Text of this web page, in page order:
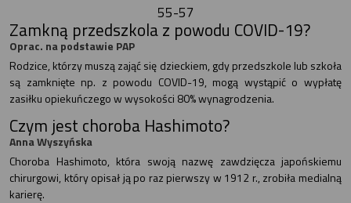
55-57
Zamkną przedszkola z powodu COVID-19?
Oprac. na podstawie PAP
Rodzice, którzy muszą zająć się dzieckiem, gdy przedszkole lub szkoła
są zamknięte np. z powodu COVID-19, mogą wystąpić o wypłatę
zasiłku opiekuńczego w wysokości 80% wynagrodzenia.
Czym jest choroba Hashimoto?
Anna Wyszyńska
Choroba Hashimoto, która swoją nazwę zawdzięcza japońskiemu
chirurgowi, który opisał ją po raz pierwszy w 1912 r., zrobiła medialną
karierę.